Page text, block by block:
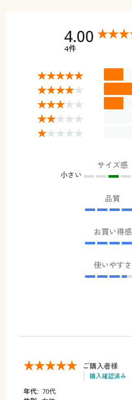
4.00
4件
サイズ感
小さい
品質
お買い得感
使いやすさ
ご購入者様
購入確認済み
年代: 70代